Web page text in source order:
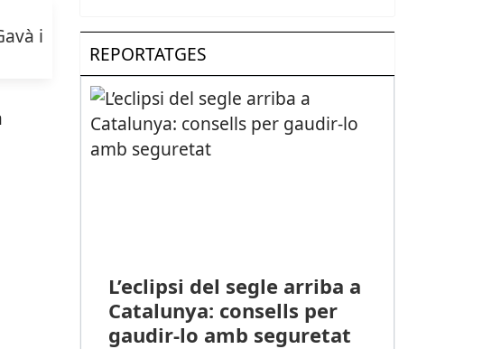
i
REPORTATGES
L’eclipsi del segle arriba a
Catalunya: consells per
gaudir-lo amb seguretat